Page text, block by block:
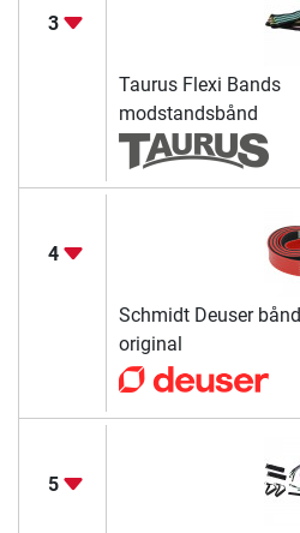
3
Taurus Flexi Bands
modstandsbånd
4
Schmidt Deuser bånd
original
5